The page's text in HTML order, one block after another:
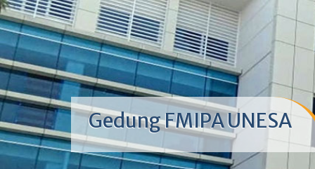
Gedung FMIPA UNESA